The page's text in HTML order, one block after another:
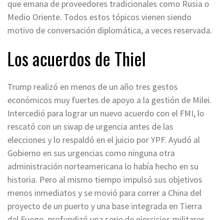
que emana de proveedores tradicionales como Rusia o
Medio Oriente. Todos estos tópicos vienen siendo
motivo de conversación diplomática, a veces reservada.
Los acuerdos de Thiel
Trump realizó en menos de un año tres gestos
económicos muy fuertes de apoyo a la gestión de Milei.
Intercedió para lograr un nuevo acuerdo con el FMI, lo
rescató con un swap de urgencia antes de las
elecciones y lo respaldó en el juicio por YPF. Ayudó al
Gobierno en sus urgencias como ninguna otra
administración norteamericana lo había hecho en su
historia. Pero al mismo tiempo impulsó sus objetivos
menos inmediatos y se movió para correr a China del
proyecto de un puerto y una base integrada en Tierra